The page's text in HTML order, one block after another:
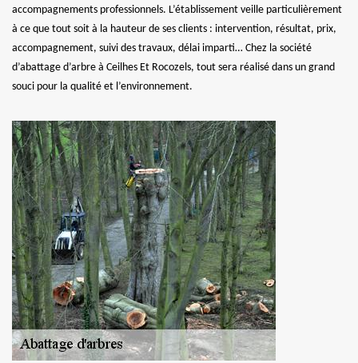
accompagnements professionnels. L’établissement veille particulièrement
à ce que tout soit à la hauteur de ses clients : intervention, résultat, prix,
accompagnement, suivi des travaux, délai imparti… Chez la société
d’abattage d’arbre à Ceilhes Et Rocozels, tout sera réalisé dans un grand
souci pour la qualité et l’environnement.